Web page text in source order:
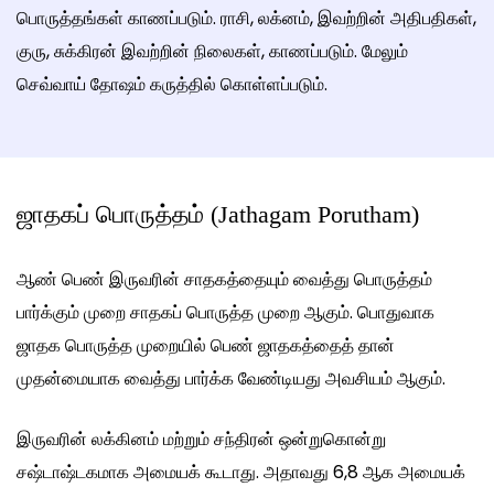
பொருத்தங்கள் காணப்படும். ராசி, லக்னம், இவற்றின் அதிபதிகள்,
குரு, சுக்கிரன் இவற்றின் நிலைகள், காணப்படும். மேலும்
செவ்வாய் தோஷம் கருத்தில் கொள்ளப்படும்.
ஜாதகப் பொருத்தம் (Jathagam Porutham)
ஆண் பெண் இருவரின் சாதகத்தையும் வைத்து பொருத்தம்
பார்க்கும் முறை சாதகப் பொருத்த முறை ஆகும். பொதுவாக
ஜாதக பொருத்த முறையில் பெண் ஜாதகத்தைத் தான்
முதன்மையாக வைத்து பார்க்க வேண்டியது அவசியம் ஆகும்.
இருவரின் லக்கினம் மற்றும் சந்திரன் ஒன்றுகொன்று
சஷ்டாஷ்டகமாக அமையக் கூடாது. அதாவது 6,8 ஆக அமையக்